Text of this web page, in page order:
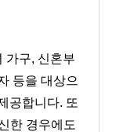
가구, 신혼부
등을 대상으
공합니다. 또
한 경우에도